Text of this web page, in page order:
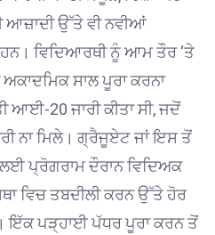
ਆਜ਼ਾਦੀ ਉੱਤੇ ਵੀ ਨਵੀਆਂ
ਵਿਦਿਆਰਥੀ ਨੂੰ ਆਮ ਤੌਰ ‘ਤੇ
ਸਾਲ ਪੂਰਾ ਕਰਨਾ
ਆਈ-20 ਜਾਰੀ ਕੀਤਾ ਸੀ, ਜਦੋਂ
ਨਾ ਮਿਲੇ। ਗ੍ਰੈਜੂਏਟ ਜਾਂ ਇਸ ਤੋਂ
ਪ੍ਰੋਗਰਾਮ ਦੌਰਾਨ ਵਿਦਿਅਕ
ਵਿਚ ਤਬਦੀਲੀ ਕਰਨ ਉੱਤੇ ਹੋਰ
ਇੱਕ ਪੜ੍ਹਾਈ ਪੱਧਰ ਪੂਰਾ ਕਰਨ ਤੋਂ